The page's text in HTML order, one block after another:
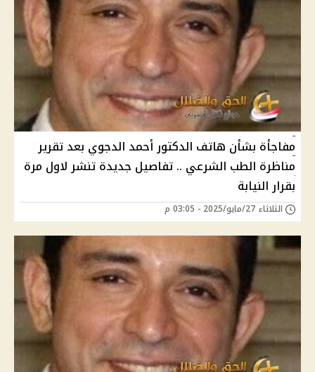
مفاجأة بشأن هاتف الدكتور أحمد الدجوي بعد تقرير
مناظرة الطب الشرعي .. تفاصيل جديدة تنشر ﻻول مرة
بقرار النيابة
الثلاثاء 27/مايو/2025 - 03:05 م